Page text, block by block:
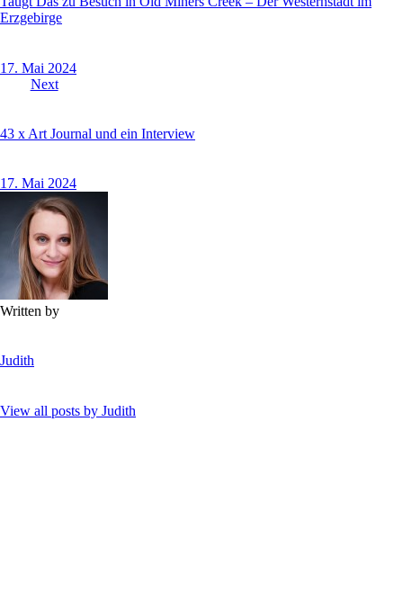
Erzgebirge
17. Mai 2024
Next
43 x Art Journal und ein Interview
17. Mai 2024
Written by
Judith
View all posts by Judith